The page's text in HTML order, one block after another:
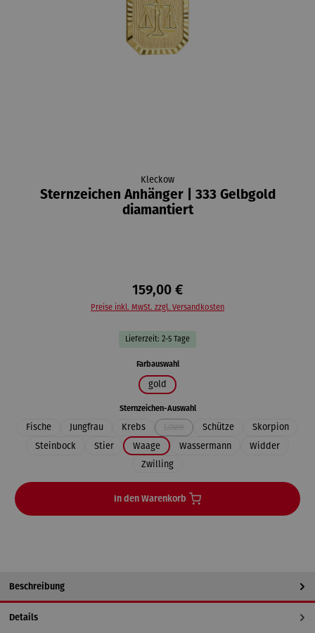
Kleckow
Sternzeichen Anhänger | 333 Gelbgold
diamantiert
159,00 €
Preise inkl. MwSt. zzgl. Versandkosten
Lieferzeit: 2-5 Tage
Farbauswahlauswählen
gold
Sternzeichen-Auswahlauswählen
Fische Jungfrau Krebs
(Diese Option ist zurzeit nicht
Schütze
Skorpion
Steinbock
Stier Waage Wassermann
Widder
Zwilling
In den Warenkorb
Beschreibung
Details